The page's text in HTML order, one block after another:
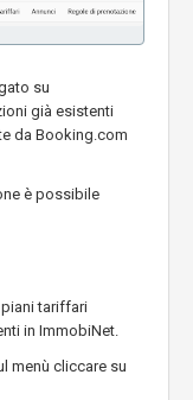
su
già esistenti
da Booking.com
è possibile
tariffari
in ImmobiNet.
menù cliccare su